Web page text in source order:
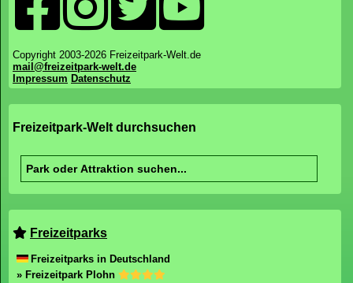
Copyright 2003-2026 Freizeitpark-Welt.de
mail@freizeitpark-welt.de
Impressum Datenschutz
Freizeitpark-Welt durchsuchen
Freizeitparks
Freizeitparks in Deutschland
» Freizeitpark Plohn